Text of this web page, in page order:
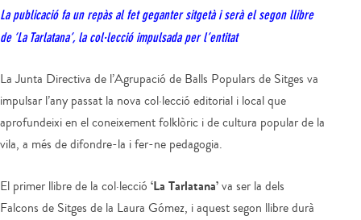
La publicació fa un repàs al fet geganter sitgetà i serà el segon llibre
de ‘La Tarlatana’, la col·lecció impulsada per l’entitat
La Junta Directiva de l’Agrupació de Balls Populars de Sitges va
impulsar l’any passat la nova col·lecció editorial i local que
aprofundeixi en el coneixement folklòric i de cultura popular de la
vila, a més de difondre-la i fer-ne pedagogia.
El primer llibre de la col·lecció ‘La Tarlatana’va ser la dels
Falcons de Sitges de la Laura Gómez, i aquest segon llibre durà